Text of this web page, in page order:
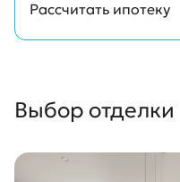
Рассчет ипотеки
Рассчитать ипотеку
Выбор отделки